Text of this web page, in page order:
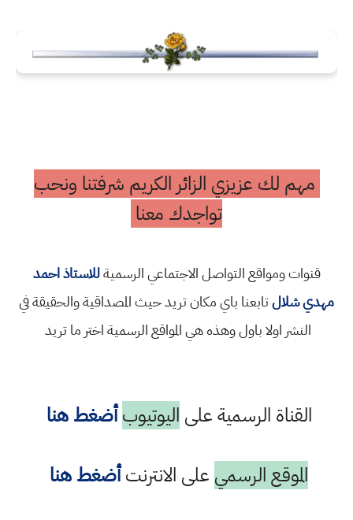
مهم لك عزيزي الزائر الكريم شرفتنا ونحب
تواجدك معنا
قنوات ومواقع التواصل الاجتماعي الرسميةللاستاذ احمد
مهدي شلالتابعنا باي مكان تريد حيث المصداقية والحقيقة في
النشر اولا باول وهذه هي المواقع الرسمية اختر ما تريد
القناة الرسمية على اليوتيوب أضغط هنا
الموقع الرسمي على الانترنتأضغط هنا